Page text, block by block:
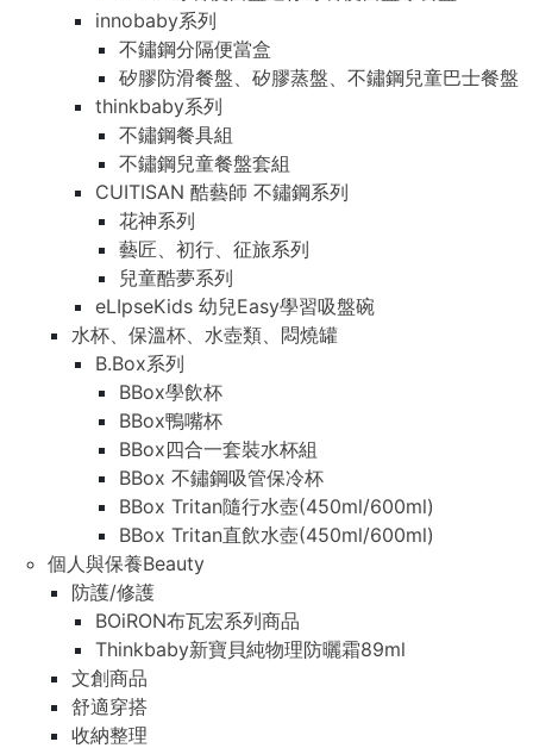
innobaby系列
不鏽鋼分隔便當盒
矽膠防滑餐盤、矽膠蒸盤、不鏽鋼兒童巴士餐盤
thinkbaby系列
不鏽鋼餐具組
不鏽鋼兒童餐盤套組
CUITISAN 酷藝師 不鏽鋼系列
花神系列
藝匠、初行、征旅系列
兒童酷夢系列
eLIpseKids 幼兒Easy學習吸盤碗
水杯、保溫杯、水壺類、悶燒罐
B.Box系列
BBox學飲杯
BBox鴨嘴杯
BBox四合一套裝水杯組
BBox 不鏽鋼吸管保冷杯
BBox Tritan隨行水壺(450ml/600ml)
BBox Tritan直飲水壺(450ml/600ml)
個人與保養Beauty
防護/修護
BOiRON布瓦宏系列商品
Thinkbaby新寶貝純物理防曬霜89ml
文創商品
舒適穿搭
收納整理